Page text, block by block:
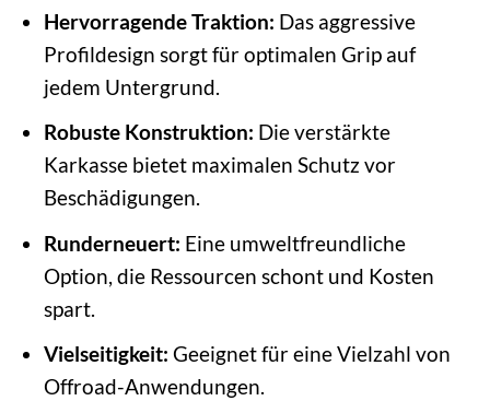
Hervorragende Traktion: Das aggressive
Profildesign sorgt für optimalen Grip auf
jedem Untergrund.
Robuste Konstruktion: Die verstärkte
Karkasse bietet maximalen Schutz vor
Beschädigungen.
Runderneuert: Eine umweltfreundliche
Option, die Ressourcen schont und Kosten
spart.
Vielseitigkeit: Geeignet für eine Vielzahl von
Offroad-Anwendungen.